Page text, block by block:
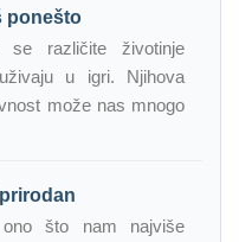
ponešto
se različite životinje
u igri. Njihova
može nas mnogo
što nam najviše